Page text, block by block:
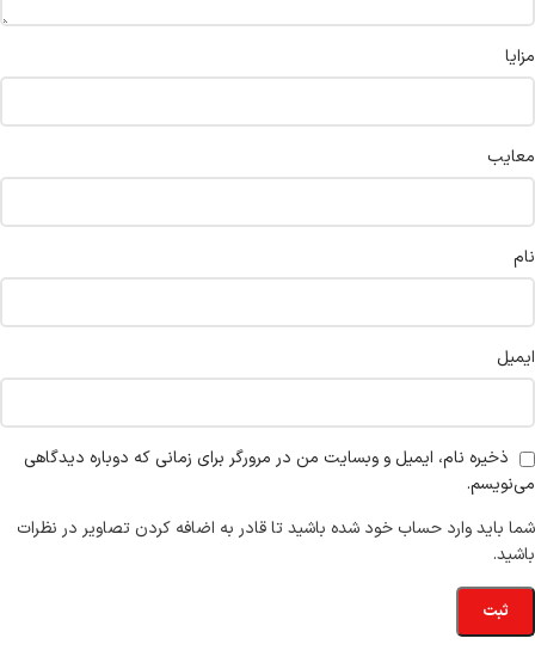
مزایا
معایب
نام
ایمیل
ذخیره نام، ایمیل و وبسایت من در مرورگر برای زمانی که دوباره دیدگاهی
می‌نویسم.
شما باید وارد حساب خود شده باشید تا قادر به اضافه کردن تصاویر در نظرات
باشید.